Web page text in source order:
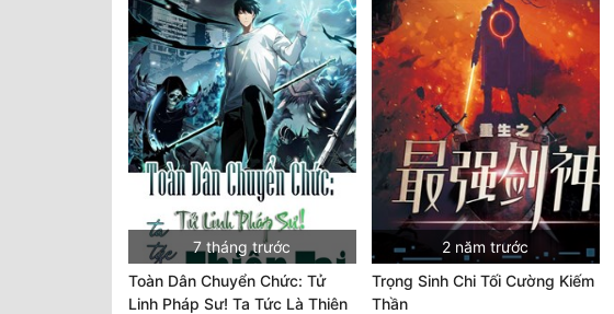
7 tháng trước
Toàn Dân Chuyển Chức: Tử
Linh Pháp Sư! Ta Tức Là Thiên
2 năm trước
Trọng Sinh Chi Tối Cường Kiếm
Thần